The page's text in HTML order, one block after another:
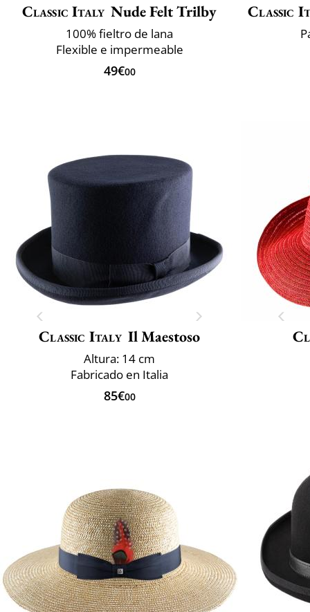
Classic Italy Nude Felt Trilby
100% fieltro de lana
Flexible e impermeable
49€00
Classic
Classic Italy Il Maestoso
Altura: 14 cm
Fabricado en Italia
85€00